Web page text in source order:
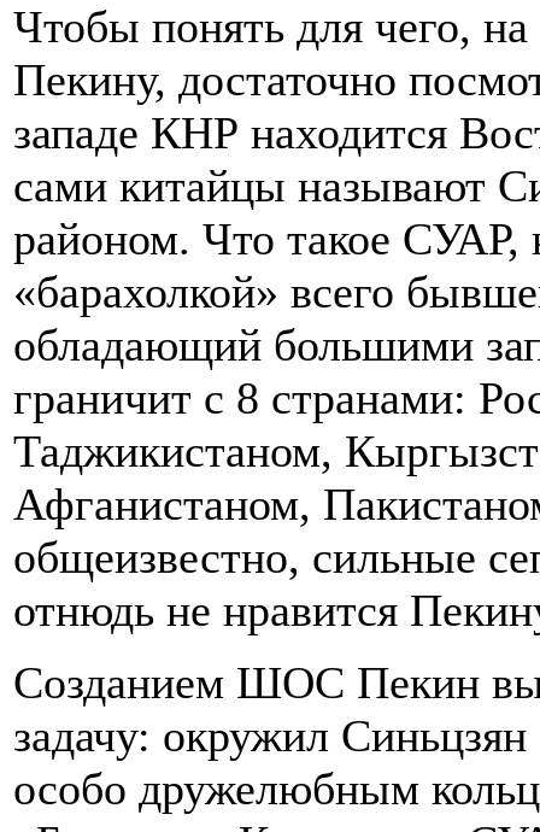
Чтобы понять для чего,
Пекину, достаточно
западе КНР находится
сами китайцы называют
районом. Что такое СУАР,
«барахолкой» всего
обладающий большими
граничит с 8 странами:
Таджикистаном,
Афганистаном,
общеизвестно, сильные
отнюдь не нравится
Созданием ШОС Пекин
задачу: окружил
особо дружелюбным